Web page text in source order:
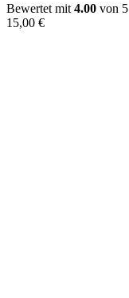
Bewertet mit 4.00 von 5
15,00 €